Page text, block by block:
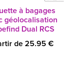
à bagages
géolocalisation
Dual RCS
de 25.95 €